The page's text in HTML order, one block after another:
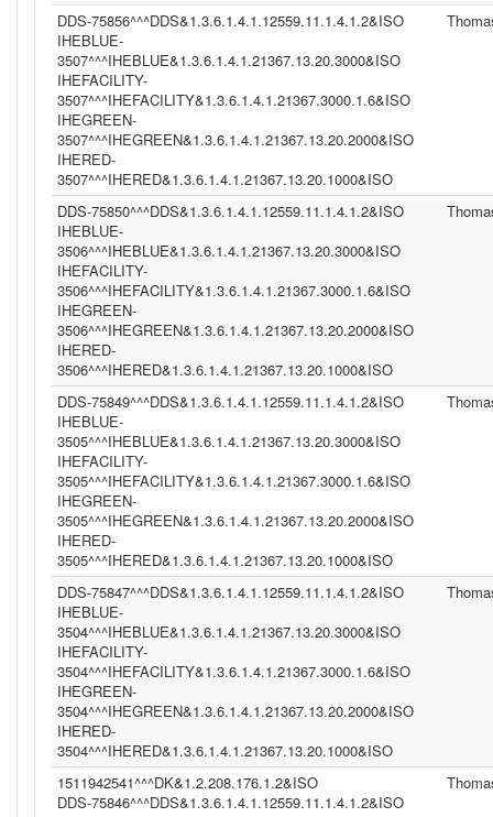
DDS-75856^^^DDS&1.3.6.1.4.1.12559.11.1.4.1.2&ISO
IHEBLUE-
3507^^^IHEBLUE&1.3.6.1.4.1.21367.13.20.3000&ISO
IHEFACILITY-
3507^^^IHEFACILITY&1.3.6.1.4.1.21367.3000.1.6&ISO
IHEGREEN-
3507^^^IHEGREEN&1.3.6.1.4.1.21367.13.20.2000&ISO
IHERED-
3507^^^IHERED&1.3.6.1.4.1.21367.13.20.1000&ISO
DDS-75850^^^DDS&1.3.6.1.4.1.12559.11.1.4.1.2&ISO
IHEBLUE-
3506^^^IHEBLUE&1.3.6.1.4.1.21367.13.20.3000&ISO
IHEFACILITY-
3506^^^IHEFACILITY&1.3.6.1.4.1.21367.3000.1.6&ISO
IHEGREEN-
3506^^^IHEGREEN&1.3.6.1.4.1.21367.13.20.2000&ISO
IHERED-
3506^^^IHERED&1.3.6.1.4.1.21367.13.20.1000&ISO
DDS-75849^^^DDS&1.3.6.1.4.1.12559.11.1.4.1.2&ISO
IHEBLUE-
3505^^^IHEBLUE&1.3.6.1.4.1.21367.13.20.3000&ISO
IHEFACILITY-
3505^^^IHEFACILITY&1.3.6.1.4.1.21367.3000.1.6&ISO
IHEGREEN-
3505^^^IHEGREEN&1.3.6.1.4.1.21367.13.20.2000&ISO
IHERED-
3505^^^IHERED&1.3.6.1.4.1.21367.13.20.1000&ISO
DDS-75847^^^DDS&1.3.6.1.4.1.12559.11.1.4.1.2&ISO
IHEBLUE-
3504^^^IHEBLUE&1.3.6.1.4.1.21367.13.20.3000&ISO
IHEFACILITY-
3504^^^IHEFACILITY&1.3.6.1.4.1.21367.3000.1.6&ISO
IHEGREEN-
3504^^^IHEGREEN&1.3.6.1.4.1.21367.13.20.2000&ISO
IHERED-
3504^^^IHERED&1.3.6.1.4.1.21367.13.20.1000&ISO
1511942541^^^DK&1.2.208.176.1.2&ISO
DDS-75846^^^DDS&1.3.6.1.4.1.12559.11.1.4.1.2&ISO